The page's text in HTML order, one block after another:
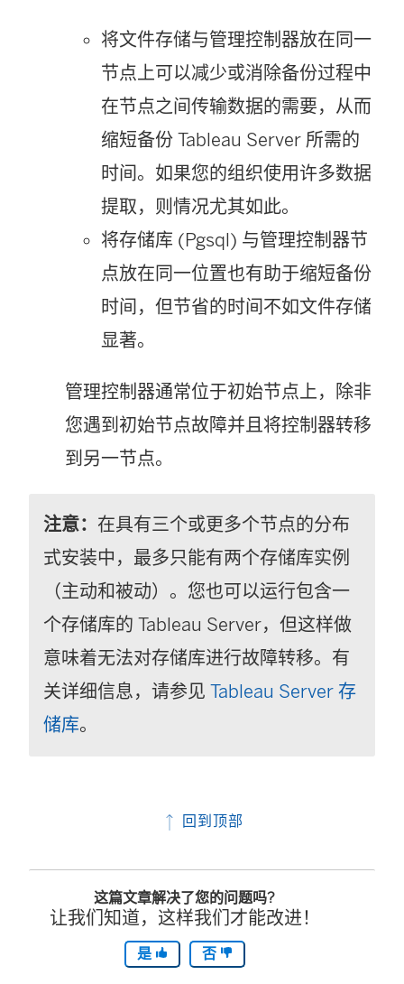
将文件存储与管理控制器放在同一
节点上可以减少或消除备份过程中
在节点之间传输数据的需要，从而
缩短备份 Tableau Server 所需的
时间。如果您的组织使用许多数据
提取，则情况尤其如此。
将存储库 (Pgsql) 与管理控制器节
点放在同一位置也有助于缩短备份
时间，但节省的时间不如文件存储
显著。
管理控制器通常位于初始节点上，除非
您遇到初始节点故障并且将控制器转移
到另一节点。
注意： 在具有三个或更多个节点的分布
式安装中，最多只能有两个存储库实例
（主动和被动）。您也可以运行包含一
个存储库的 Tableau Server，但这样做
意味着无法对存储库进行故障转移。有
关详细信息，请参见 Tableau Server 存
储库。
回到顶部
这篇文章解决了您的问题吗?
让我们知道，这样我们才能改进！
是 否